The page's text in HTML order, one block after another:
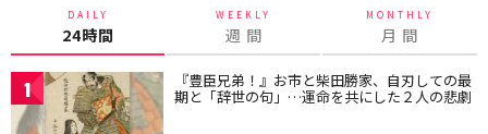
DAILY
24時間
WEEKLY
週 間
MONTHLY
月 間
1 『豊臣兄弟！』お市と柴田勝家、自刃しての最
期と「辞世の句」…運命を共にした２人の悲劇